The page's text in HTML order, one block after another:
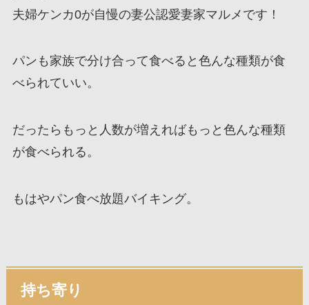
夫婦ケンカ0が自慢の妻公認愛妻家マルメです！
パンも家族で分け合って食べると色んな種類が食
べられていい。
だったらもっと人数が増えればもっと色んな種類
が食べられる。
もはやパン食べ放題バイキング。
持ち寄り